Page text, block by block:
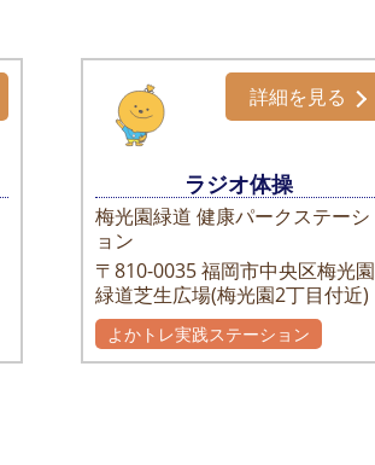
ラジオ体操
梅光園緑道 健康パークステーシ
ョン
〒810-0035 福岡市中央区梅光園
緑道芝生広場(梅光園2丁目付近)
詳細を見る
よかトレ実践ステーション